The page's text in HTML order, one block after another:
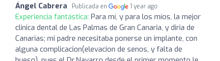
Ángel Cabrera Publicada en 1 year ago
Experiencia fantástica: Para mí, y para los míos, la mejor
clinica dental de Las Palmas de Gran Canaria, y diria de
Canarias; mi padre necesitaba ponerse un implante, con
alguna complicacion(elevacion de senos, y falta de